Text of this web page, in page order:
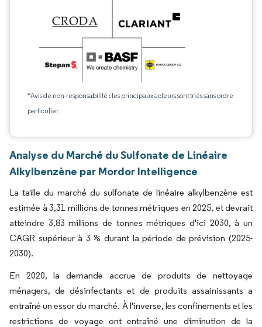
*Avis de non-responsabilité : les principaux acteurs sont triés sans ordre
particulier
Analyse du Marché du Sulfonate de Linéaire
Alkylbenzène par Mordor Intelligence
La taille du marché du sulfonate de linéaire alkylbenzène est
estimée à 3,31 millions de tonnes métriques en 2025, et devrait
atteindre 3,83 millions de tonnes métriques d'ici 2030, à un
CAGR supérieur à 3 % durant la période de prévision (2025-
2030).
En 2020, la demande accrue de produits de nettoyage
ménagers, de désinfectants et de produits assainissants a
entraîné un essor du marché. À l'inverse, les confinements et les
restrictions de voyage ont entraîné une diminution de la